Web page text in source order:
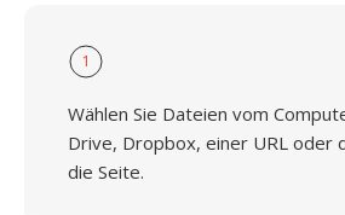
1
Wählen Sie Dateien vom
Drive, Dropbox, einer URL oder
die Seite.